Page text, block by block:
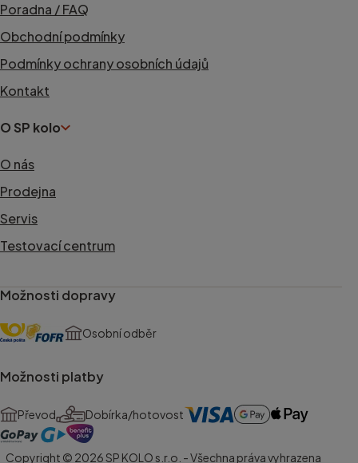
Poradna / FAQ
Obchodní podmínky
Podmínky ochrany osobních údajů
Kontakt
O SP kolo
O nás
Prodejna
Servis
Testovací centrum
Možnosti dopravy
Osobní odběr
Možnosti platby
Převod Dobírka/hotovost
Copyright © 2026 SP KOLO s.r.o. - Všechna práva vyhrazena